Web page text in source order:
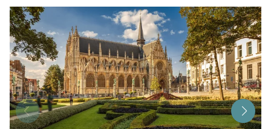
Start
Mehrtagesreisen
Tagesreisen
Bus anmieten
Service
Kontakt